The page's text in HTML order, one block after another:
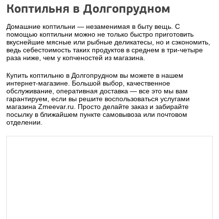
Коптильня в Долгопрудном
Домашние коптильни — незаменимая в быту вещь. С
помощью коптильни можно не только быстро приготовить
вкуснейшие мясные или рыбные деликатесы, но и сэкономить,
ведь себестоимость таких продуктов в среднем в три-четыре
раза ниже, чем у копченостей из магазина.
Купить коптильню в Долгопрудном вы можете в нашем
интернет-магазине. Большой выбор, качественное
обслуживание, оперативная доставка — все это мы вам
гарантируем, если вы решите воспользоваться услугами
магазина Zmeevar.ru. Просто делайте заказ и забирайте
посылку в ближайшем пункте самовывоза или почтовом
отделении.